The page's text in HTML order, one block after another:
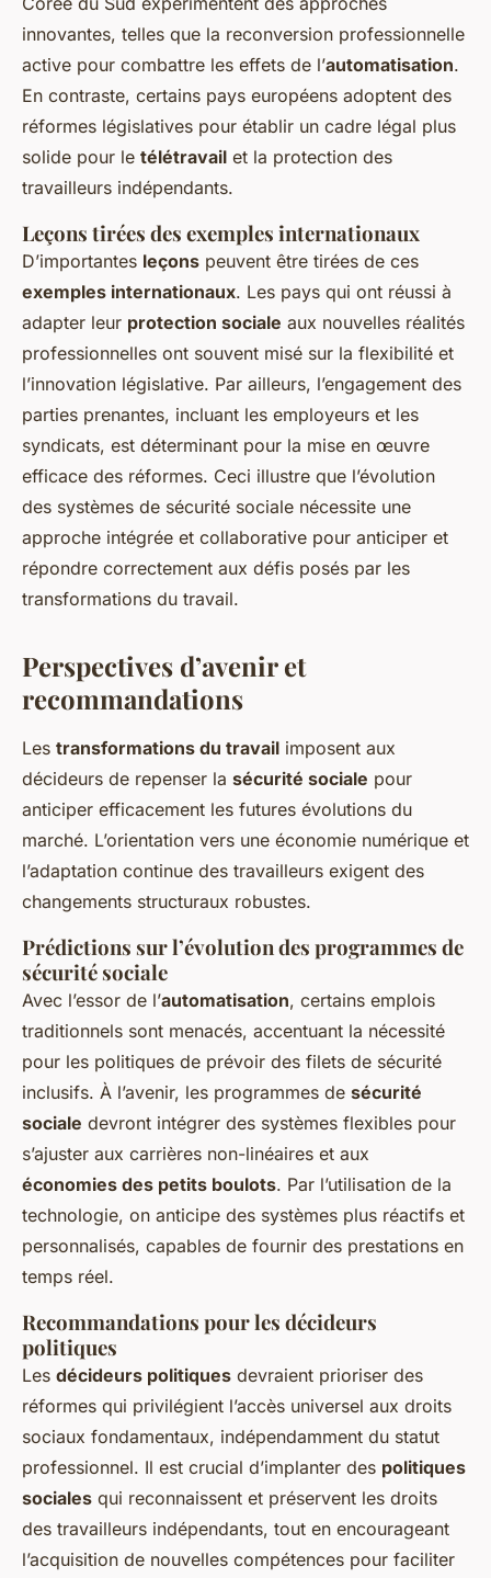
innovantes, telles que la reconversion professionnelle
active pour combattre les effets de l’automatisation.
En contraste, certains pays européens adoptent des
réformes législatives pour établir un cadre légal plus
solide pour le télétravail et la protection des
travailleurs indépendants.
Leçons tirées des exemples internationaux
D’importantes leçons peuvent être tirées de ces
exemples internationaux. Les pays qui ont réussi à
adapter leur protection sociale aux nouvelles réalités
professionnelles ont souvent misé sur la flexibilité et
l’innovation législative. Par ailleurs, l’engagement des
parties prenantes, incluant les employeurs et les
syndicats, est déterminant pour la mise en œuvre
efficace des réformes. Ceci illustre que l’évolution
des systèmes de sécurité sociale nécessite une
approche intégrée et collaborative pour anticiper et
répondre correctement aux défis posés par les
transformations du travail.
Perspectives d’avenir et
recommandations
Les transformations du travail imposent aux
décideurs de repenser la sécurité sociale pour
anticiper efficacement les futures évolutions du
marché. L’orientation vers une économie numérique et
l’adaptation continue des travailleurs exigent des
changements structuraux robustes.
Prédictions sur l’évolution des programmes de
sécurité sociale
Avec l’essor de l’automatisation, certains emplois
traditionnels sont menacés, accentuant la nécessité
pour les politiques de prévoir des filets de sécurité
inclusifs. À l’avenir, les programmes de sécurité
sociale devront intégrer des systèmes flexibles pour
s’ajuster aux carrières non-linéaires et aux
économies des petits boulots. Par l’utilisation de la
technologie, on anticipe des systèmes plus réactifs et
personnalisés, capables de fournir des prestations en
temps réel.
Recommandations pour les décideurs
politiques
Les décideurs politiques devraient prioriser des
réformes qui privilégient l’accès universel aux droits
sociaux fondamentaux, indépendamment du statut
professionnel. Il est crucial d’implanter des politiques
sociales qui reconnaissent et préservent les droits
des travailleurs indépendants, tout en encourageant
l’acquisition de nouvelles compétences pour faciliter